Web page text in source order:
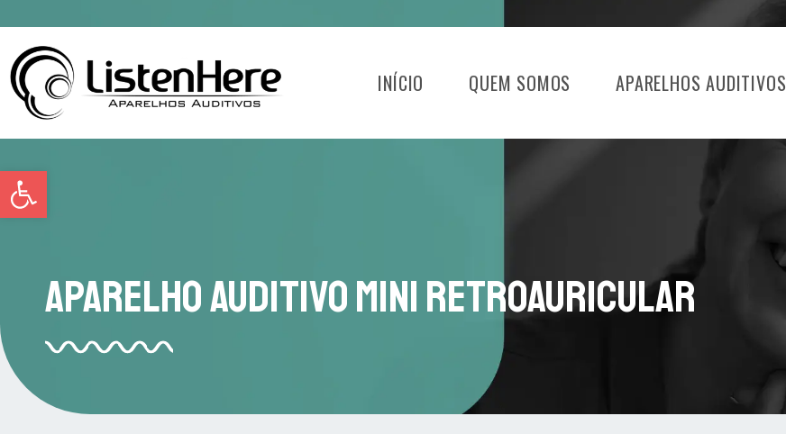
Abrir a barra de ferramentas
INÍCIO QUEM SOMOS APARELHOS AUDITIVOS
Aparelho Auditivo Mini Retroauricular